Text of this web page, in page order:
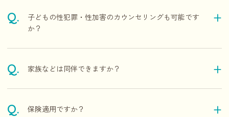
子どもの性犯罪・性加害のカウンセリングも可能です
か？
家族などは同伴できますか？
保険適用ですか？